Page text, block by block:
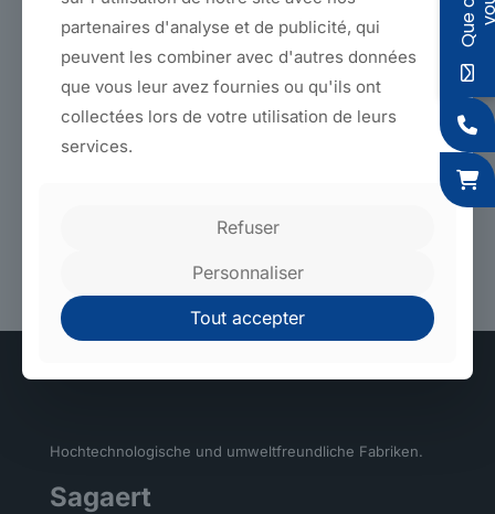
Draht-zu-Draht-Band für die Telekommunikation, das aus
parallelen, mit Mineralwachs imprägnierten Fäden aufgebaut
Alle unsere Bänder und unsere Schrumpfschnur wurden von
unserem Konstruktionsbüro entwickelt, um alle Ihre
Anwendungsbereiche abzudecken. Unsere Ingenieure
Hochtechnologische und umweltfreundliche Fabriken.
Sagaert
partenaires d'analyse et de publicité, qui
peuvent les combiner avec d'autres données
que vous leur avez fournies ou qu'ils ont
collectées lors de votre utilisation de leurs
services.
Refuser
Personnaliser
Tout accepter